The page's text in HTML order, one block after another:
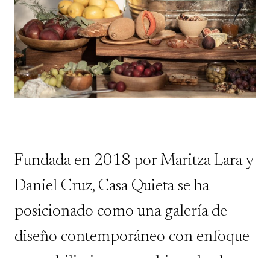
Fundada en 2018 por Maritza Lara y
Daniel Cruz, Casa Quieta se ha
posicionado como una galería de
diseño contemporáneo con enfoque